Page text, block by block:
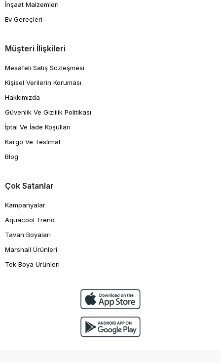
İnşaat Malzemleri
Ev Gereçleri
Müşteri İlişkileri
Mesafeli Satış Sözleşmesi
Kişisel Verilerin Koruması
Hakkımızda
Güvenlik Ve Gizlilik Politikası
İptal Ve İade Koşulları
Kargo Ve Teslimat
Blog
Çok Satanlar
Kampanyalar
Aquacool Trend
Tavan Boyaları
Marshall Ürünleri
Tek Boya Ürünleri